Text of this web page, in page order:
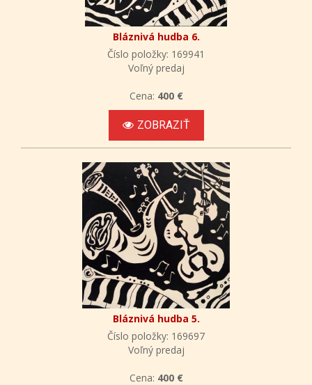
Bláznivá hudba 6.
Číslo položky: 169941
Voľný predaj
Cena: 400 €
ZOBRAZIŤ
Bláznivá hudba 5.
Číslo položky: 169697
Voľný predaj
Cena: 400 €